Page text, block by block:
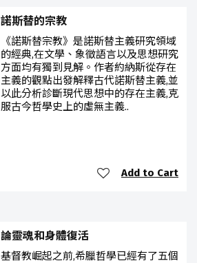
諾斯替的宗教
《諾斯替宗教》是諾斯替主義研究領域
的經典,在文學、象徵語言以及思想研究
方面均有獨到見解。作者約納斯從存在
主義的觀點出發解釋古代諾斯替主義,並
以此分析診斷現代思想中的存在主義,克
服古今哲學史上的虛無主義..
Add to Cart
論靈魂和身體復活
基督教崛起之前,希臘哲學已經有了五個